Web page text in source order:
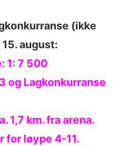
(ikke
august:
1: 7 500
og Lagkonkurranse
1,7 km. fra arena.
for løype 4-11.